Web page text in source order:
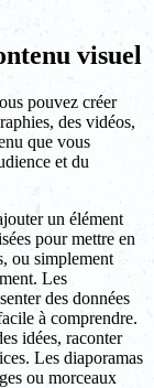
visuel
pouvez créer
des vidéos,
que vous
et du
un élément
pour mettre en
ou simplement
Les
des données
à comprendre.
idées, raconter
Les diaporamas
ou morceaux